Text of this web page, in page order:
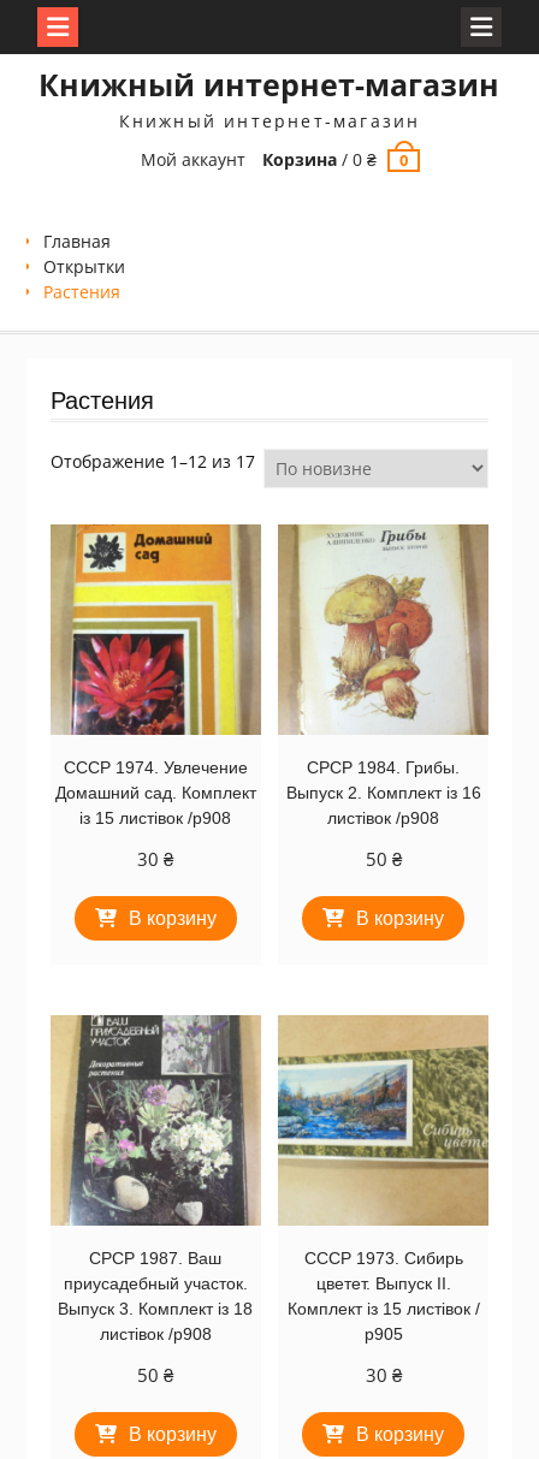
Книжный интернет-магазин
Книжный интернет-магазин
Мой аккаунт
Корзина /0₴ 0
Главная
Открытки
Растения
Растения
Отображение 1–12 из 17Сортировка:
самые
СССР 1974. Увлечение
Домашний сад. Комплект
із 15 листівок /р908
30₴
В корзину
СРСР 1984. Грибы.
Выпуск 2. Комплект із 16
листівок /р908
50 ₴
В корзину
СРСР 1987. Ваш
приусадебный участок.
Выпуск 3. Комплект із 18
листівок /р908
50₴
В корзину
СССР 1973. Сибирь
цветет. Выпуск II.
Комплект із 15 листівок /
р905
30 ₴
В корзину